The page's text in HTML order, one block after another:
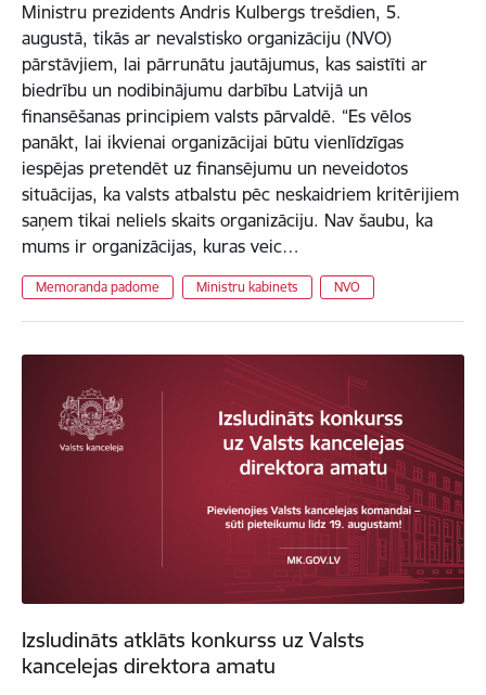
Ministru prezidents Andris Kulbergs trešdien, 5.
augustā, tikās ar nevalstisko organizāciju (NVO)
pārstāvjiem, lai pārrunātu jautājumus, kas saistīti ar
biedrību un nodibinājumu darbību Latvijā un
finansēšanas principiem valsts pārvaldē. “Es vēlos
panākt, lai ikvienai organizācijai būtu vienlīdzīgas
iespējas pretendēt uz finansējumu un neveidotos
situācijas, ka valsts atbalstu pēc neskaidriem kritērijiem
saņem tikai neliels skaits organizāciju. Nav šaubu, ka
mums ir organizācijas, kuras veic…
Memoranda padome Ministru kabinets NVO
Izsludināts atklāts konkurss uz Valsts
kancelejas direktora amatu